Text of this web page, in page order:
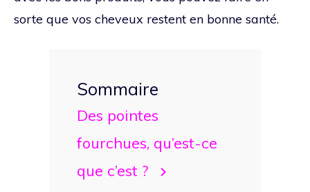
sorte que vos cheveux restent en bonne santé.
Sommaire
Des pointes
fourchues, qu’est-ce
que c’est ?